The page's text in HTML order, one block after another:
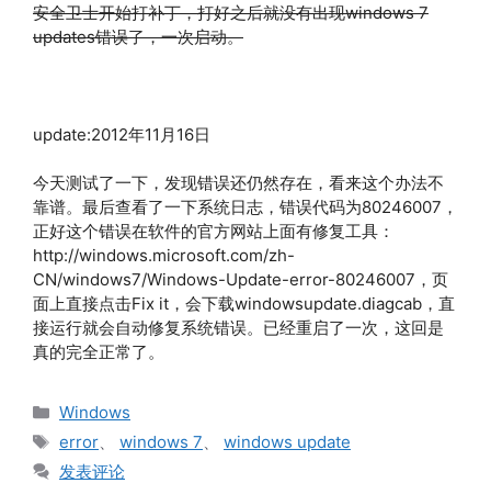
安全卫士开始打补丁，打好之后就没有出现windows 7
updates错误了，一次启动。
update:2012年11月16日
今天测试了一下，发现错误还仍然存在，看来这个办法不
靠谱。最后查看了一下系统日志，错误代码为80246007，
正好这个错误在软件的官方网站上面有修复工具：
http://windows.microsoft.com/zh-
CN/windows7/Windows-Update-error-80246007，页
面上直接点击Fix it，会下载windowsupdate.diagcab，直
接运行就会自动修复系统错误。已经重启了一次，这回是
真的完全正常了。
分
Windows
标
签
error、 windows 7、 windows update
发表评论